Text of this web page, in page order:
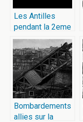
Les Antilles
pendant la 2eme
Guerre Mondiale
Bombardements
allies sur la